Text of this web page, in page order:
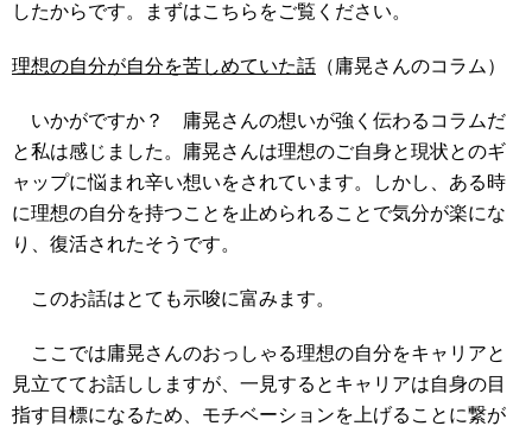
したからです。まずはこちらをご覧ください。
理想の自分が自分を苦しめていた話 （庸晃さんのコラム）
いかがですか？ 庸晃さんの想いが強く伝わるコラムだ
と私は感じました。庸晃さんは理想のご自身と現状とのギ
ャップに悩まれ辛い想いをされています。しかし、ある時
に理想の自分を持つことを止められることで気分が楽にな
り、復活されたそうです。
このお話はとても示唆に富みます。
ここでは庸晃さんのおっしゃる理想の自分をキャリアと
見立ててお話ししますが、一見するとキャリアは自身の目
指す目標になるため、モチベーションを上げることに繋が